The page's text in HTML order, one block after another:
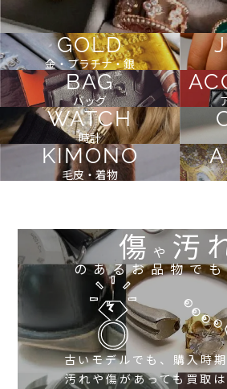
GOLD
金・プラチナ・銀
BAG
バッグ
WATCH
時計
KIMONO
毛皮・着物
傷や 汚
のあるお品物で
古いモデルでも、購入時
汚れや傷があっても買取